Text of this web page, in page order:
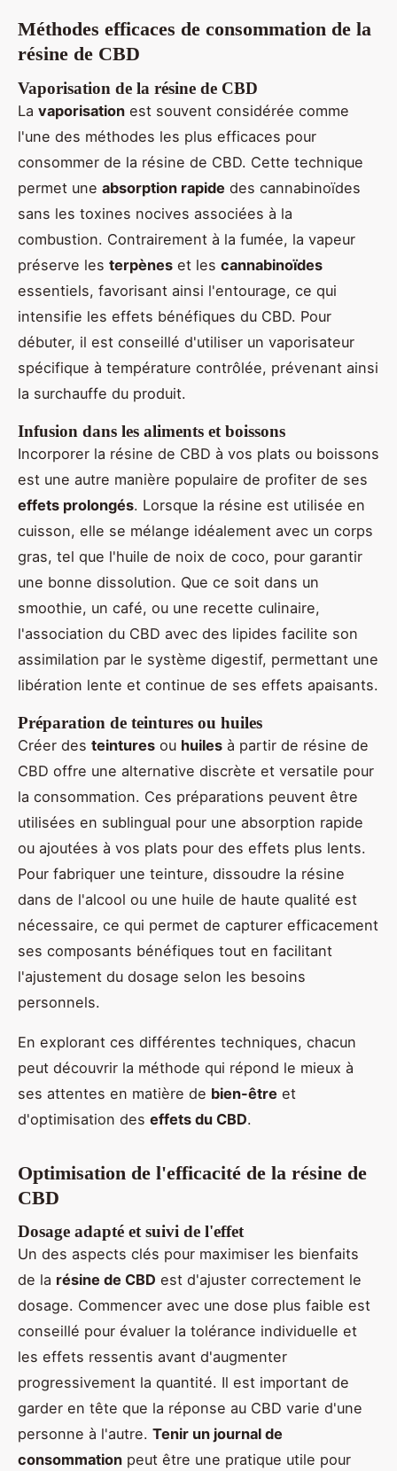
Méthodes efficaces de consommation de la
résine de CBD
Vaporisation de la résine de CBD
La vaporisation est souvent considérée comme
l'une des méthodes les plus efficaces pour
consommer de la résine de CBD. Cette technique
permet une absorption rapide des cannabinoïdes
sans les toxines nocives associées à la
combustion. Contrairement à la fumée, la vapeur
préserve les terpènes et les cannabinoïdes
essentiels, favorisant ainsi l'entourage, ce qui
intensifie les effets bénéfiques du CBD. Pour
débuter, il est conseillé d'utiliser un vaporisateur
spécifique à température contrôlée, prévenant ainsi
la surchauffe du produit.
Infusion dans les aliments et boissons
Incorporer la résine de CBD à vos plats ou boissons
est une autre manière populaire de profiter de ses
effets prolongés. Lorsque la résine est utilisée en
cuisson, elle se mélange idéalement avec un corps
gras, tel que l'huile de noix de coco, pour garantir
une bonne dissolution. Que ce soit dans un
smoothie, un café, ou une recette culinaire,
l'association du CBD avec des lipides facilite son
assimilation par le système digestif, permettant une
libération lente et continue de ses effets apaisants.
Préparation de teintures ou huiles
Créer des teintures ou huiles à partir de résine de
CBD offre une alternative discrète et versatile pour
la consommation. Ces préparations peuvent être
utilisées en sublingual pour une absorption rapide
ou ajoutées à vos plats pour des effets plus lents.
Pour fabriquer une teinture, dissoudre la résine
dans de l'alcool ou une huile de haute qualité est
nécessaire, ce qui permet de capturer efficacement
ses composants bénéfiques tout en facilitant
l'ajustement du dosage selon les besoins
personnels.
En explorant ces différentes techniques, chacun
peut découvrir la méthode qui répond le mieux à
ses attentes en matière de bien-être et
d'optimisation des effets du CBD.
Optimisation de l'efficacité de la résine de
CBD
Dosage adapté et suivi de l'effet
Un des aspects clés pour maximiser les bienfaits
de la résine de CBD est d'ajuster correctement le
dosage. Commencer avec une dose plus faible est
conseillé pour évaluer la tolérance individuelle et
les effets ressentis avant d'augmenter
progressivement la quantité. Il est important de
garder en tête que la réponse au CBD varie d'une
personne à l'autre. Tenir un journal de
consommation peut être une pratique utile pour